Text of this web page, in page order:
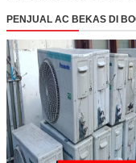
PENJUAL AC BEKAS DI